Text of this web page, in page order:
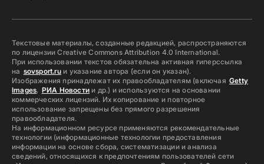
Текстовые материалы, созданные редакцией, распространяются
по лицензии Creative Commons Attribution 4.0 International.
При использовании текстов обязательна активная гиперссылка
на sovsport.ruи указание автора (если он указан).
Изображения принадлежат их правообладателям (включая Getty
Images, РИА Новостии др.) и используются на основании
коммерческих лицензий. Их копирование и повторное
использование запрещены без прямого разрешения
правообладателя.
На информационном ресурсе применяются рекомендательные
технологии (информационные технологии предоставления
информации на основе сбора, систематизации и анализа
сведений, относящихся к предпочтениям пользователей сети